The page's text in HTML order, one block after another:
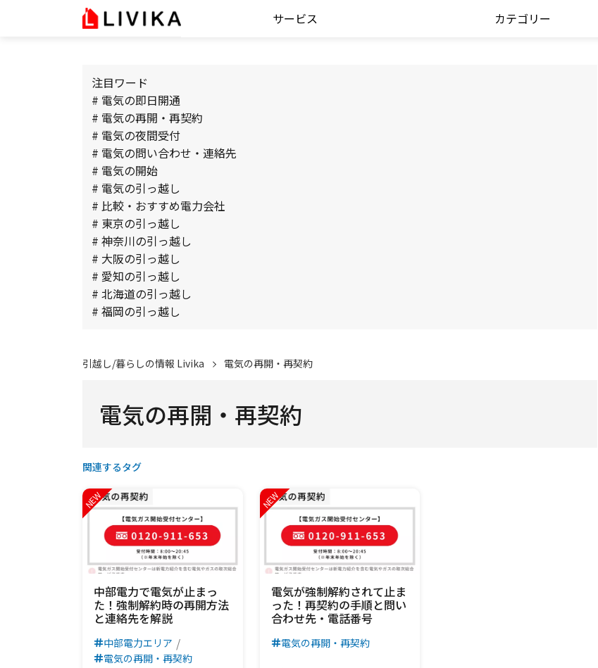
サービス カテゴリー
注目ワード
# 電気の即日開通
# 電気の再開・再契約
# 電気の夜間受付
# 電気の問い合わせ・連絡先
# 電気の開始
# 電気の引っ越し
# 比較・おすすめ電力会社
# 東京の引っ越し
# 神奈川の引っ越し
# 大阪の引っ越し
# 愛知の引っ越し
# 北海道の引っ越し
# 福岡の引っ越し
引越し/暮らしの情報 Livika 電気の再開・再契約
電気の再開・再契約
関連するタグ
中部電力で電気が止まっ
た！強制解約時の再開方法
と連絡先を解説
中部電力エリア
電気の再開・再契約
電気が強制解約されて止ま
った！再契約の手順と問い
合わせ先・電話番号
電気の再開・再契約